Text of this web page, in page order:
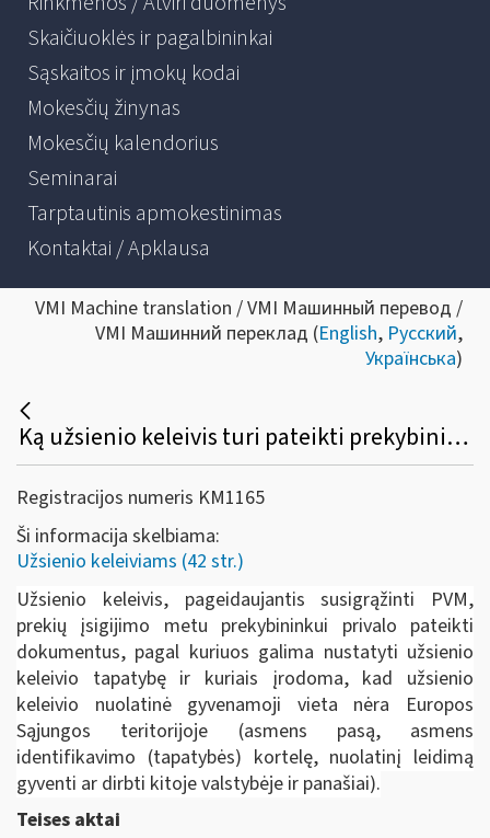
Skaičiuoklės ir pagalbininkai
Sąskaitos ir įmokų kodai
Mokesčių žinynas
Mokesčių kalendorius
Seminarai
Tarptautinis apmokestinimas
Kontaktai / Apklausa
VMI Machine translation / VMI Машинный перевод /
VMI Машинний переклад (English, Русский,
Українська)
Ką užsienio keleivis turi pateikti prekybininkui prekių įsigijimo metu, norėdamas susigrąžinti PVM?
Registracijos numeris KM1165
Ši informacija skelbiama:
Užsienio keleiviams (42 str.)
Užsienio keleivis, pageidaujantis susigrąžinti PVM,
prekių įsigijimo metu prekybininkui privalo pateikti
dokumentus, pagal kuriuos galima nustatyti užsienio
keleivio tapatybę ir kuriais įrodoma, kad užsienio
keleivio nuolatinė gyvenamoji vieta nėra Europos
Sąjungos teritorijoje (asmens pasą, asmens
identifikavimo (tapatybės) kortelę, nuolatinį leidimą
gyventi ar dirbti kitoje valstybėje ir panašiai).
Teises aktai